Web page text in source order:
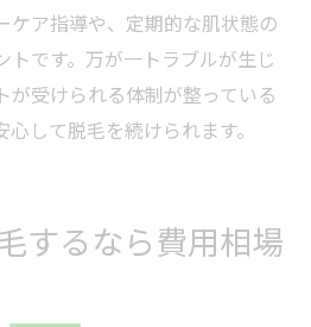
ケア指導や、定期的な肌状態の
トです。万が一トラブルが生じ
が受けられる体制が整っている
して脱毛を続けられます。
するなら費用相場